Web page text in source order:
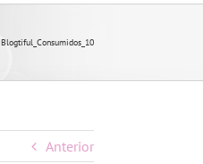
Blogtiful_Consumidos_10
Anterior